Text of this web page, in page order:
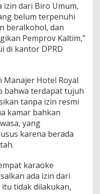
izin dari Biro Umum,
belum terpenuhi
beralkohol, dan
Pemprov Kaltim,”
di kantor DPRD
Manajer Hotel Royal
bahwa terdapat tujuh
tanpa izin resmi
kamar bahkan
yang
karena berada
karaoke
ada izin dari
tidak dilakukan,